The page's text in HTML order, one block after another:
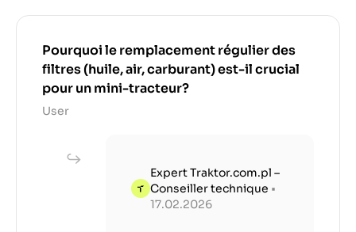
Pourquoi le remplacement régulier des
filtres (huile, air, carburant) est-il crucial
pour un mini-tracteur?
User
Expert Traktor.com.pl –
Conseiller technique •
17.02.2026